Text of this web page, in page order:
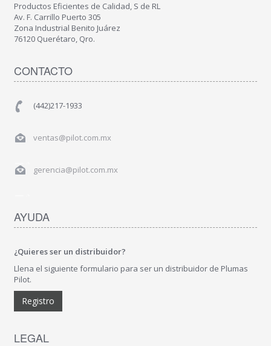
Productos Eficientes de Calidad, S de RL
Av. F. Carrillo Puerto 305
Zona Industrial Benito Juárez
76120 Querétaro, Qro.
CONTACTO
(442)217-1933
ventas@pilot.com.mx
gerencia@pilot.com.mx
AYUDA
¿Quieres ser un distribuidor?
Llena el siguiente formulario para ser un distribuidor de Plumas
Pilot.
Registro
LEGAL